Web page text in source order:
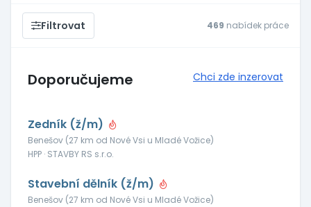
Filtrovat 469 nabídek práce
Doporučujeme Chci zde inzerovat
Zedník (ž/m)
Benešov (27 km od Nové Vsi u Mladé Vožice)
HPP · STAVBY RS s.r.o.
Stavební dělník (ž/m)
Benešov (27 km od Nové Vsi u Mladé Vožice)